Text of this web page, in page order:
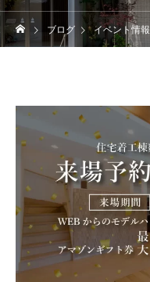
ブログ イベント情報